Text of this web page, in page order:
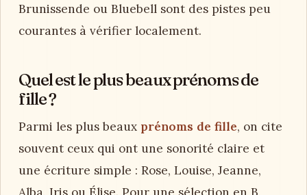
Brunissende ou Bluebell sont des pistes peu
courantes à vérifier localement.
Quel est le plus beaux prénoms de
fille ?
Parmi les plus beaux prénoms de fille, on cite
souvent ceux qui ont une sonorité claire et
une écriture simple : Rose, Louise, Jeanne,